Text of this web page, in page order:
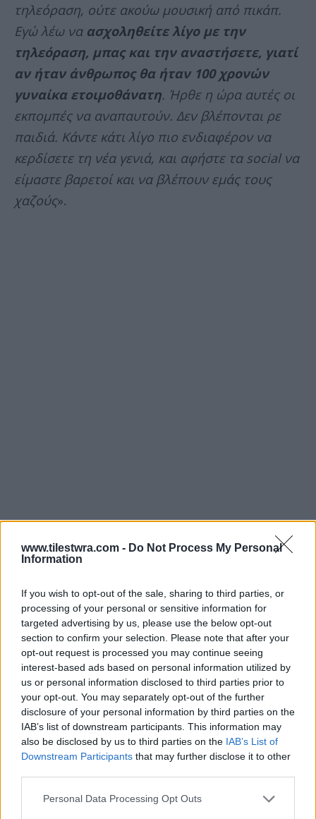
www.tilestwra.com - Do Not Process My Personal
Information
If you wish to opt-out of the sale, sharing to third parties, or
processing of your personal or sensitive information for
targeted advertising by us, please use the below opt-out
section to confirm your selection. Please note that after your
opt-out request is processed you may continue seeing
interest-based ads based on personal information utilized by
us or personal information disclosed to third parties prior to
your opt-out. You may separately opt-out of the further
disclosure of your personal information by third parties on the
IAB’s list of downstream participants. This information may
also be disclosed by us to third parties on the IAB’s List of
Downstream Participants that may further disclose it to other
Personal Data Processing Opt Outs
τηλεόραση, ούτε ακούω μουσική από πικάπ.
Εγώ λέω να ασχοληθείτε λίγο με την
τηλεόραση, μπας και την αναστήσετε, γιατί
αν ήταν άνθρωπος θα ήταν 100 χρονών
γυναίκα ετοιμοθάνατη. Ήρθε η ώρα αυτές οι
εκπομπές να αναπαυτούν. Δεν βλέπονται ρε
παιδιά. Κάντε κάτι λίγο πιο ενδιαφέρον να
κερδίσετε τη νέα γενιά, και αφήστε τα social να
είμαστε βαρετοί και να βλέπουν εμάς τους
χαζούς».
Η Στέλλα Ανεσιάδου ανήκει στη νέα γενιά
δημιουργών περιεχομένου που κατάφεραν να
χτίσουν το δικό τους πιστό κοινό μέσα από το
TikTok. Με χιλιάδες ακολούθους και
εκατομμύρια likes, ξεχώρισε όχι για μια
προσεκτικά κατασκευασμένη εικόνα, αλλά για
την αυθεντικότητα, το χιούμορ και την
Η ίδια έχει δηλώσει πολλές φορές πως από